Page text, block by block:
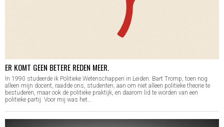
ER KOMT GEEN BETERE REDEN MEER.
In 1990 studeerde ik Politieke Wetenschappen in Leiden. Bart Tromp, toen nog
alleen mijn docent, raadde ons, studenten, aan om niet alleen politieke theorie te
bestuderen, maar ook de politieke praktijk, en daarom lid te worden van een
politieke partij. Voor mij was het…